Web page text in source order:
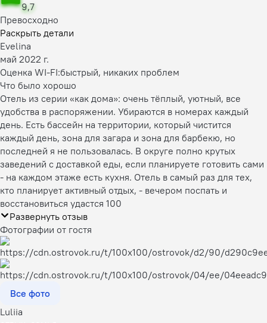
9,7
Превосходно
Раскрыть детали
Evelina
май 2022 г.
Оценка WI-FI:быстрый, никаких проблем
Что было хорошо
Отель из серии «как дома»: очень тёплый, уютный, все
удобства в распоряжении. Убираются в номерах каждый
день. Есть бассейн на территории, который чистится
каждый день, зона для загара и зона для барбекю, но
последней я не пользовалась. В округе полно крутых
заведений с доставкой еды, если планируете готовить сами
- на каждом этаже есть кухня. Отель в самый раз для тех,
кто планирует активный отдых, - вечером поспать и
восстановиться удастся 100
Развернуть отзыв
Фотографии от гостя
Все фото
Luliia